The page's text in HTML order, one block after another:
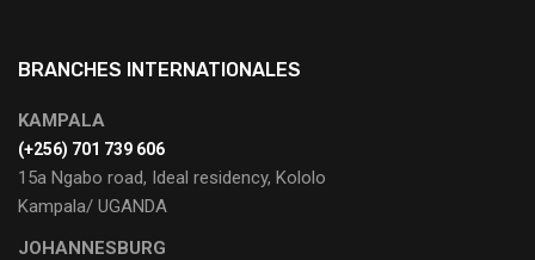
BRANCHES INTERNATIONALES
KAMPALA
(+256) 701 739 606
15a Ngabo road, Ideal residency, Kololo
Kampala/ UGANDA
JOHANNESBURG